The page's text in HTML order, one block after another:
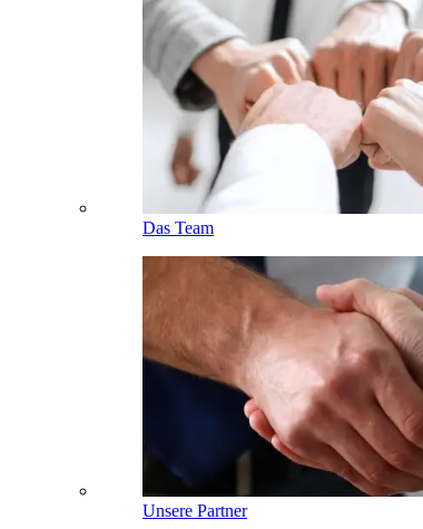
Das Team
Unsere Partner